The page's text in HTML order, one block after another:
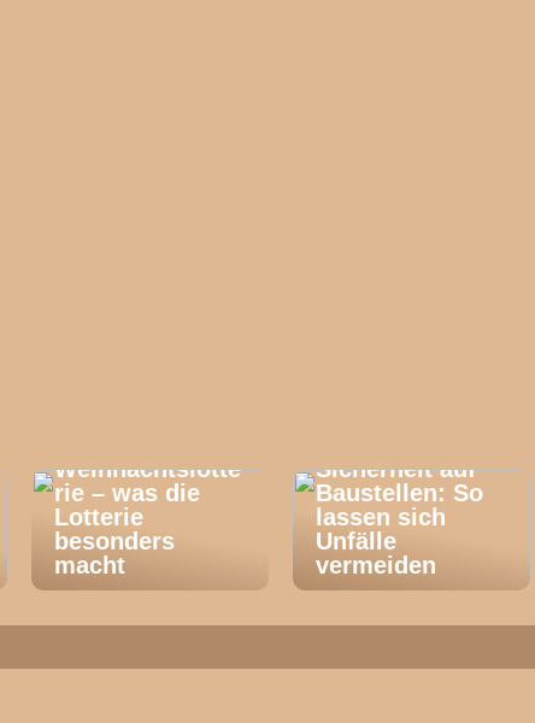
Weihnachtslotte
rie – was die
Lotterie
besonders
macht
Sicherheit auf
Baustellen: So
lassen sich
Unfälle
vermeiden